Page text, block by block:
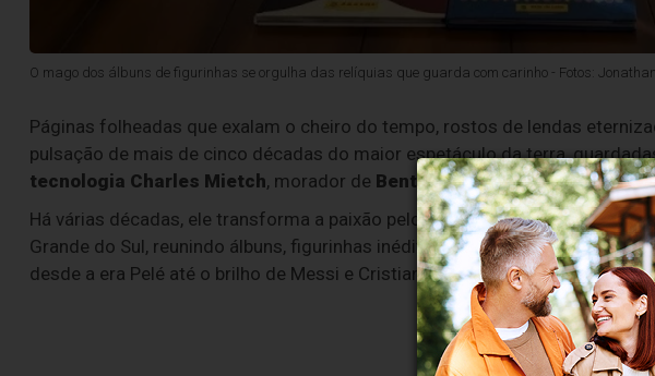
O mago dos álbuns de figurinhas se orgulha das relíquias que guarda com carinho - Fotos:
Páginas folheadas que exalam o cheiro do tempo, rostos de lendas
pulsação de mais de cinco décadas do maior espetáculo da terra,
tecnologia Charles Mietch, morador de Bento Gonçalves, aCopa do
Há várias décadas, ele transforma a paixão pelo futebol em um dos
Grande do Sul, reunindo álbuns, figurinhas inéditas, ingressos e tabelas
desde a era Pelé até o brilho de Messi e Cristiano Ronaldo.